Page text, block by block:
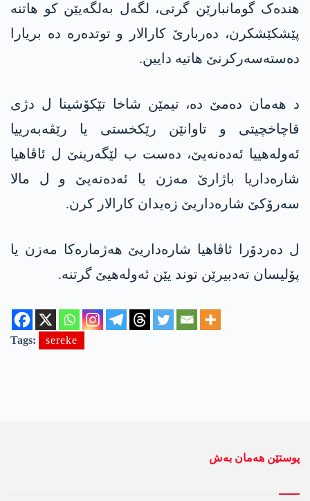
ھندەک گومانبارێن گرتی، لگەل بەلگەیێن کو ھاتنە
پێشکێشکرن، دەربارێ کارالار و توتدەرە دە بریارا
دەستەسەرکرنێ ھاتیە دایین.
د ھەمان دەمێ دە، تیمێن شاخا تێکۆشینا ل دژی
قاچاخچیتی و تاوانێن رێکخستی یا رێڤەبەرییا
ئەولەهییا ئەدەنەیێ، دەست ب لێگەرینێ ل ئاڤاھیا
شارەداریا باژارێ مەزن یا ئەدەنەیێ و ل مالا
سەرۆکێ شارەداریێ زەیدان کارالار کرن.
ل دەردۆرا ئاڤاھیا شارەداریێ ھەژمارەکا مەزن یا
پۆلیسان تەدبیرێن توند یێن ئەولەھیێ گرتنە.
Tags: sereke
پوستێن ھەمان بەش